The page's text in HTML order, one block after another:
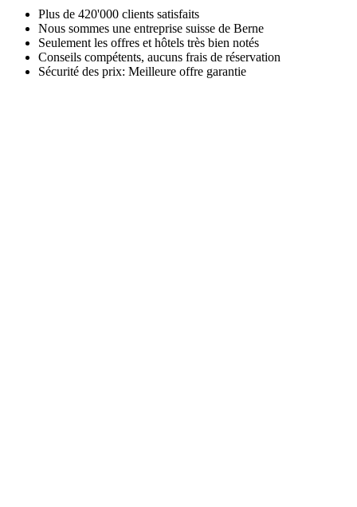
Plus de 420'000 clients satisfaits
Nous sommes une entreprise suisse de Berne
Seulement les offres et hôtels très bien notés
Conseils compétents, aucuns frais de réservation
Sécurité des prix: Meilleure offre garantie